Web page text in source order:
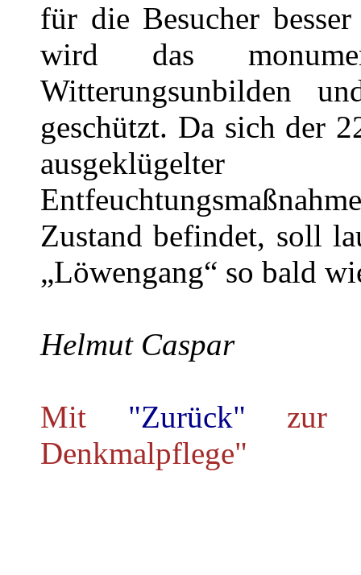
für die Besucher
wird das
Witterungsunbilden
geschützt. Da sich der
Zustand befindet, soll
„Löwengang“ so bald
Helmut Caspar
Mit "Zurück" zur
Denkmalpflege"